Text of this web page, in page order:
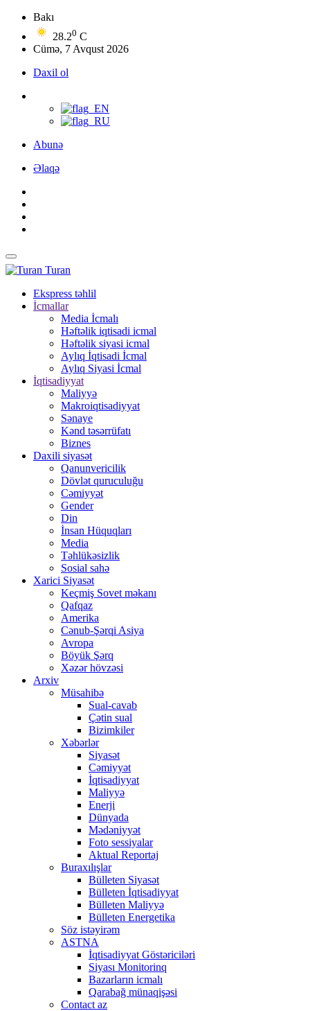
Bakı
28.20 C
Cümə, 7 Avqust 2026
Daxil ol
Abunə
Əlaqə
Turan
Ekspress təhlil
İcmallar
Media İcmalı
Həftəlik iqtisadi icmal
Həftəlik siyasi icmal
Aylıq İqtisadi İcmal
Aylıq Siyasi İcmal
İqtisadiyyat
Maliyyə
Makroiqtisadiyyat
Sənaye
Kənd təsərrüfatı
Biznes
Daxili siyasət
Qanunvericilik
Dövlət quruculuğu
Cəmiyyət
Gender
Din
İnsan Hüquqları
Media
Təhlükəsizlik
Sosial sahə
Xarici Siyasət
Keçmiş Sovet məkanı
Qafqaz
Amerika
Cənub-Şərqi Asiya
Avropa
Böyük Şərq
Xəzər hövzəsi
Arxiv
Müsahibə
Sual-cavab
Çətin sual
Bizimkiler
Xəbərlər
Siyasət
Cəmiyyət
İqtisadiyyat
Maliyyə
Enerji
Dünyada
Mədəniyyət
Foto sessiyalar
Aktual Reportaj
Buraxılışlar
Bülleten Siyasət
Bülleten İqtisadiyyat
Bülleten Maliyyə
Bülleten Energetika
Söz istəyirəm
ASTNA
İqtisadiyyat Göstəriciləri
Siyası Monitorinq
Bazarların icmalı
Qarabağ münaqişəsi
Contact az